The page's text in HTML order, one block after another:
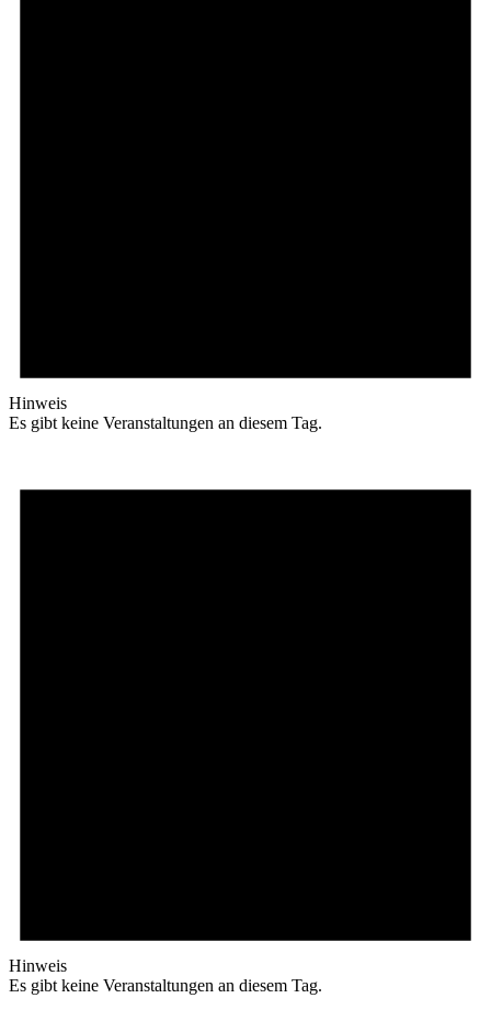
Hinweis
Es gibt keine Veranstaltungen an diesem Tag.
Hinweis
Es gibt keine Veranstaltungen an diesem Tag.